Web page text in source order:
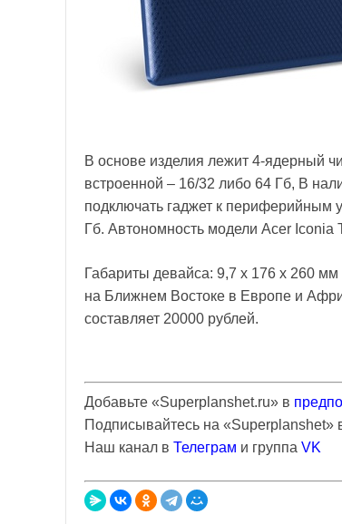
В основе изделия лежит 4-ядерный
встроенной – 16/32 либо 64 Гб, В
подключать гаджет к периферийным
Гб. Автономность модели Acer Iconia
Габариты девайса: 9,7 x 176 x 260
на Ближнем Востоке в Европе и
составляет 20000 рублей.
Добавьте «Superplanshet.ru» в
Подписывайтесь на «Superplanshet»
Наш канал в Телеграм и группа VK